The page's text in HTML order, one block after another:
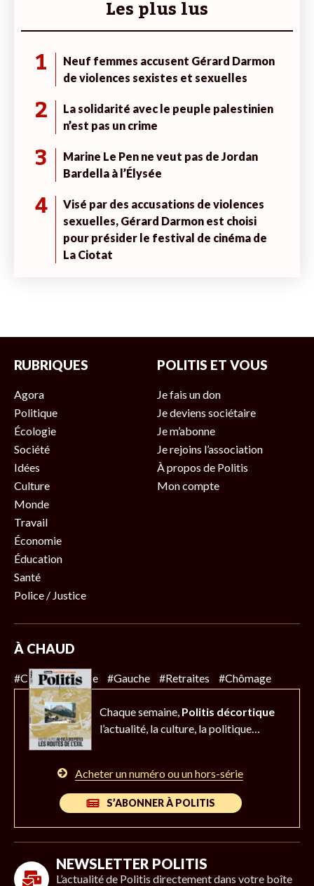
Les plus lus
1
Neuf femmes accusent Gérard Darmon
de violences sexistes et sexuelles
2
La solidarité avec le peuple palestinien
n’est pas un crime
3
Marine Le Pen ne veut pas de Jordan
Bardella à l’Élysée
4
Visé par des accusations de violences
sexuelles, Gérard Darmon est choisi
pour présider le festival de cinéma de
La Ciotat
RUBRIQUES
Agora
Politique
Écologie
Société
Idées
Culture
Monde
Travail
Économie
Éducation
Santé
Police / Justice
POLITIS ET VOUS
Je fais un don
Je deviens sociétaire
Je m’abonne
Je rejoins l’association
À propos de Politis
Mon compte
À CHAUD
#Climat #Police #Gauche #Retraites #Chômage
Chaque semaine, Politis décortique
l’actualité, la culture, la politique…
Acheter un numéro ou un hors-série
S’ABONNER À POLITIS
NEWSLETTER POLITIS
L’actualité de Politis directement dans votre boîte